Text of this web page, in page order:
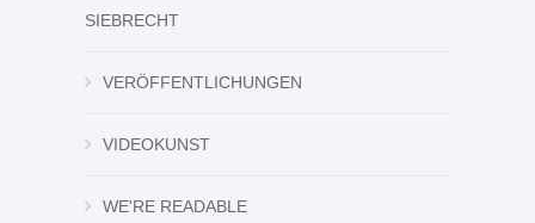
SIEBRECHT
VERÖFFENTLICHUNGEN
VIDEOKUNST
WE'RE READABLE